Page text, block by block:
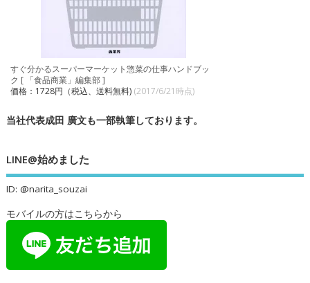
すぐ分かるスーパーマーケット惣菜の仕事ハンドブッ
ク [ 「食品商業」編集部 ]
価格：1728円（税込、送料無料) (2017/6/21時点)
当社代表成田 廣文も一部執筆しております。
LINE@始めました
ID: @narita_souzai
モバイルの方はこちらから